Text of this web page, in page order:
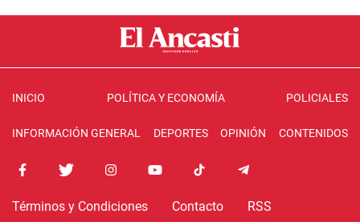
INICIO POLÍTICA Y ECONOMÍA POLICIALES
INFORMACIÓN GENERAL DEPORTES OPINIÓN CONTENIDOS
Términos y Condiciones Contacto RSS